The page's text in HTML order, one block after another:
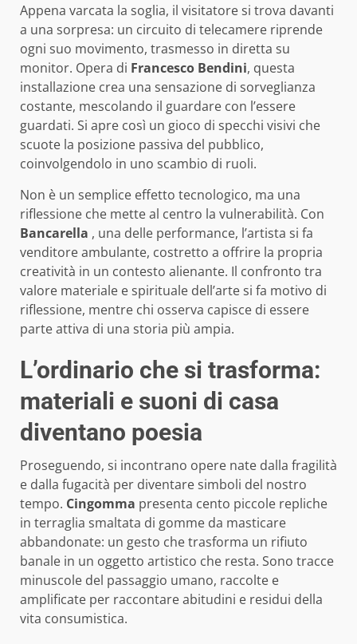
Appena varcata la soglia, il visitatore si trova davanti
a una sorpresa: un circuito di telecamere riprende
ogni suo movimento, trasmesso in diretta su
monitor. Opera di Francesco Bendini, questa
installazione crea una sensazione di sorveglianza
costante, mescolando il guardare con l’essere
guardati. Si apre così un gioco di specchi visivi che
scuote la posizione passiva del pubblico,
coinvolgendolo in uno scambio di ruoli.
Non è un semplice effetto tecnologico, ma una
riflessione che mette al centro la vulnerabilità. Con
Bancarella , una delle performance, l’artista si fa
venditore ambulante, costretto a offrire la propria
creatività in un contesto alienante. Il confronto tra
valore materiale e spirituale dell’arte si fa motivo di
riflessione, mentre chi osserva capisce di essere
parte attiva di una storia più ampia.
L’ordinario che si trasforma:
materiali e suoni di casa
diventano poesia
Proseguendo, si incontrano opere nate dalla fragilità
e dalla fugacità per diventare simboli del nostro
tempo. Cingomma presenta cento piccole repliche
in terraglia smaltata di gomme da masticare
abbandonate: un gesto che trasforma un rifiuto
banale in un oggetto artistico che resta. Sono tracce
minuscole del passaggio umano, raccolte e
amplificate per raccontare abitudini e residui della
vita consumistica.